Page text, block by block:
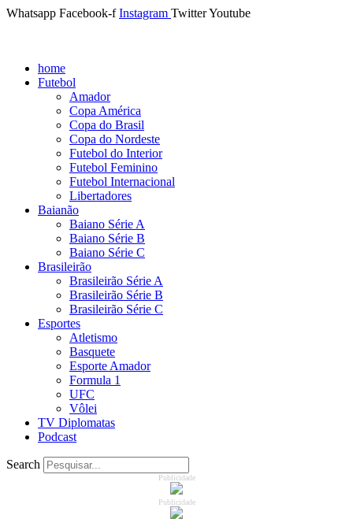
Whatsapp Facebook-f Instagram TwitterYoutube
home
Futebol
Amador
Copa América
Copa do Brasil
Copa do Nordeste
Futebol do Interior
Futebol Feminino
Futebol Internacional
Libertadores
Baianão
Baiano Série A
Baiano Série B
Baiano Série C
Brasileirão
Brasileirão Série A
Brasileirão Série B
Brasileirão Série C
Esportes
Atletismo
Basquete
Esporte Amador
Formula 1
UFC
Vôlei
TV Diplomatas
Podcast
Search
Publicidade
Publicidade